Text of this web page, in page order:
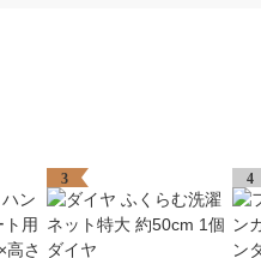
3 4